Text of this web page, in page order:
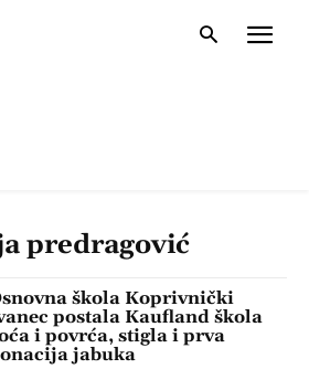
predragović
škola Koprivnički
postala Kaufland škola
i povrća, stigla i prva
jabuka